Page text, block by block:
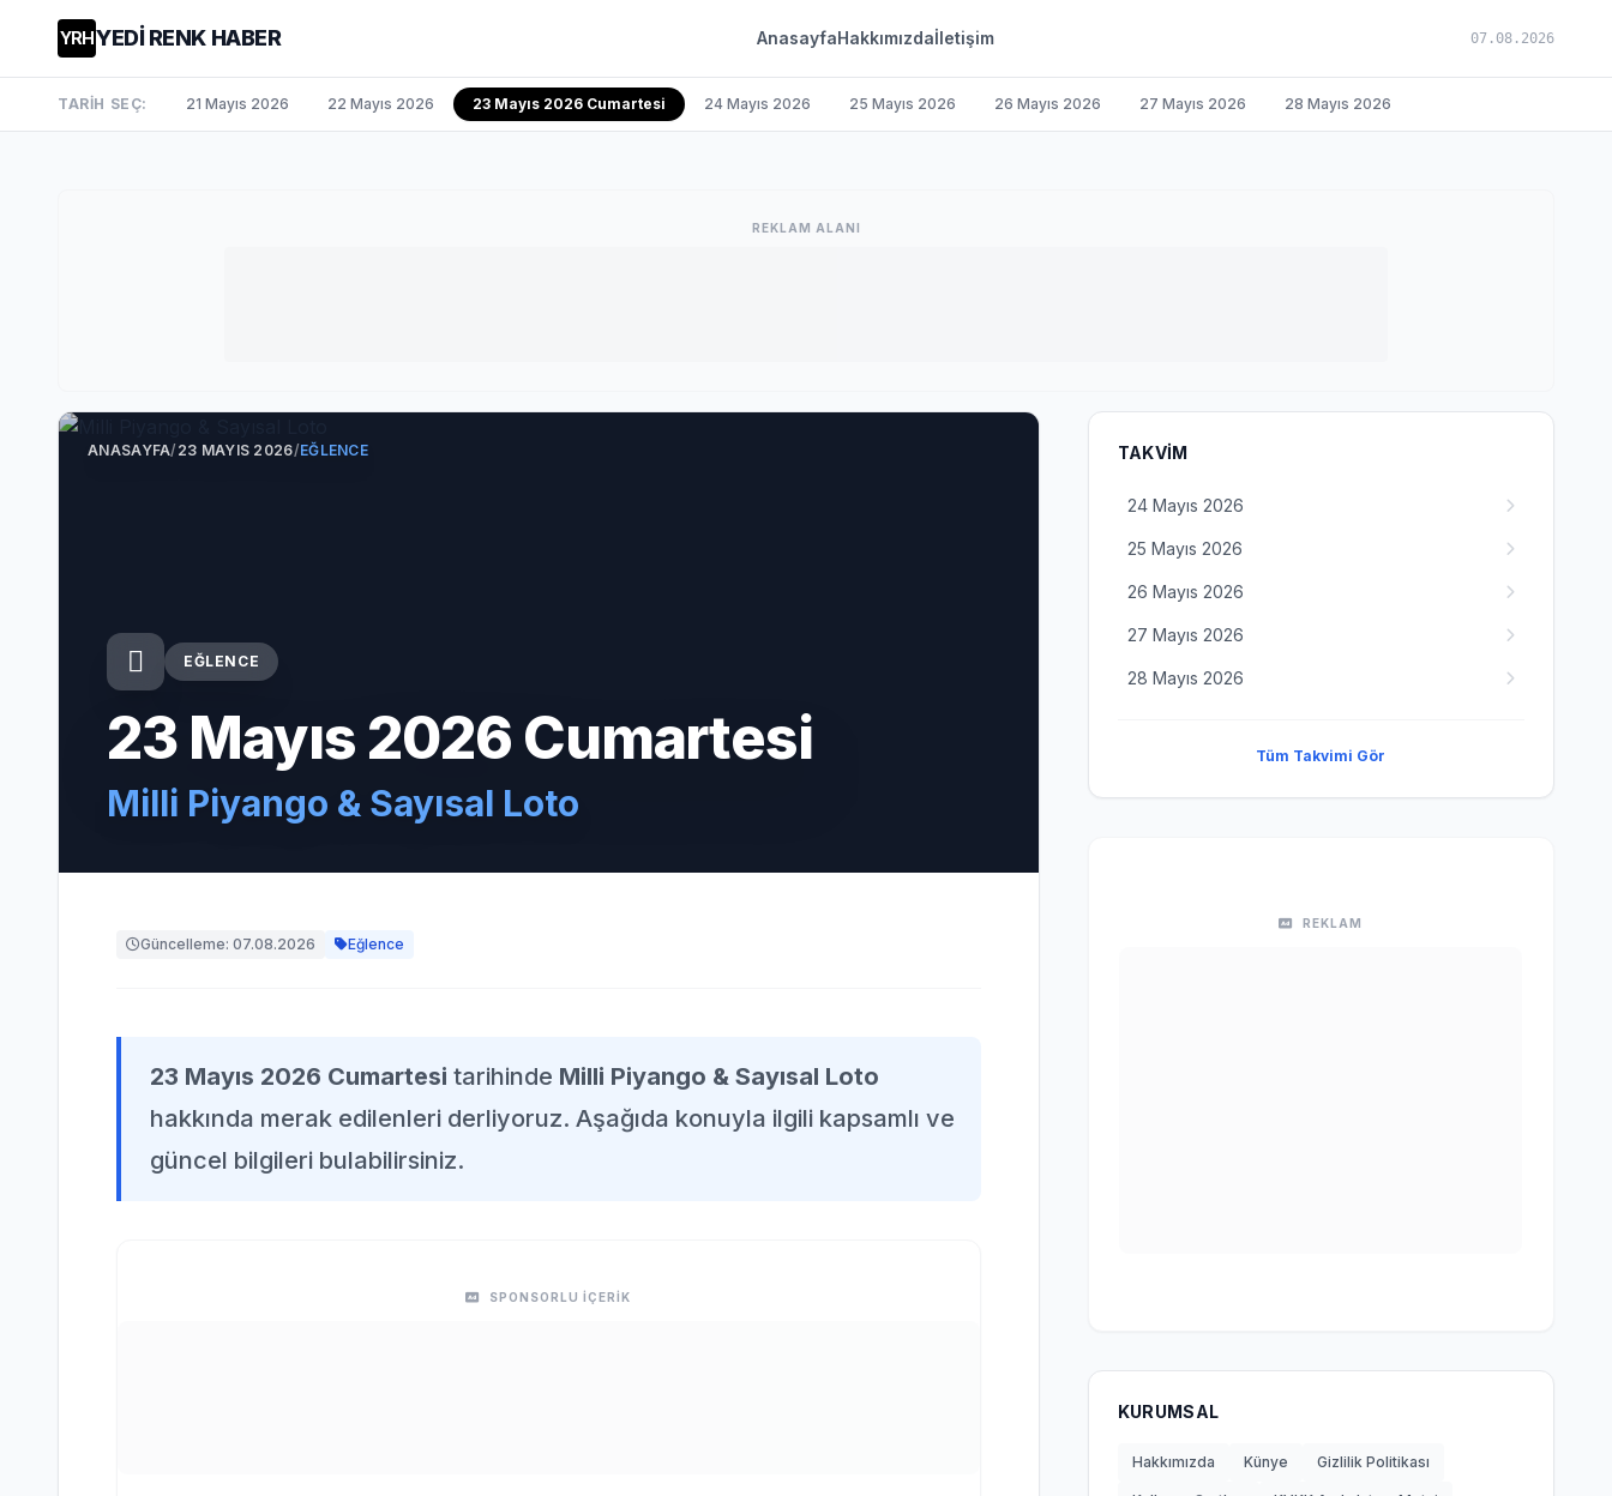
YRHYEDİ RENK HABER AnasayfaHakkımızdaİletişim 07.08.2026
TARİH SEÇ: 21 Mayıs 2026 22 Mayıs 2026 23 Mayıs 2026 Cumartesi 24 Mayıs 2026 25 Mayıs 2026 26 Mayıs 2026 27 Mayıs 2026 28 Mayıs 2026
REKLAM ALANI
ANASAYFA/23 MAYIS 2026/EĞLENCE
EĞLENCE
23 Mayıs 2026 Cumartesi
Milli Piyango & Sayısal Loto
Güncelleme: 07.08.2026 Eğlence
23 Mayıs 2026 Cumartesi tarihinde Milli Piyango & Sayısal Loto
hakkında merak edilenleri derliyoruz. Aşağıda konuyla ilgili kapsamlı ve
güncel bilgileri bulabilirsiniz.
SPONSORLU İÇERİK
TAKVIM
24 Mayıs 2026
25 Mayıs 2026
26 Mayıs 2026
27 Mayıs 2026
28 Mayıs 2026
Tüm Takvimi Gör
REKLAM
KURUMSAL
Hakkımızda Künye Gizlilik Politikası